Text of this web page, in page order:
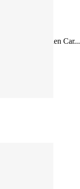
Bei sportlichen Car...